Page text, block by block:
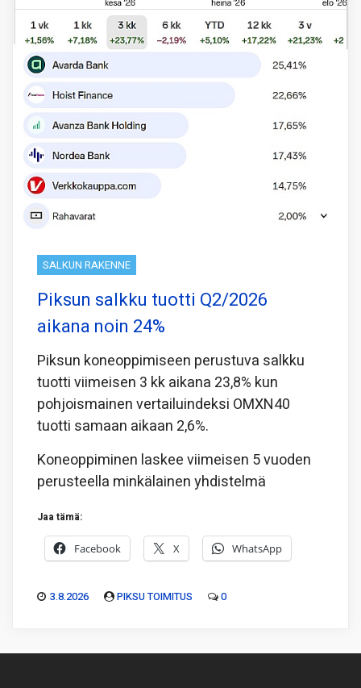
SALKUN RAKENNE
Piksun salkku tuotti Q2/2026
aikana noin 24%
Piksun koneoppimiseen perustuva salkku
tuotti viimeisen 3 kk aikana 23,8% kun
pohjoismainen vertailuindeksi OMXN40
tuotti samaan aikaan 2,6%.
Koneoppiminen laskee viimeisen 5 vuoden
perusteella minkälainen yhdistelmä
Jaa tämä:
Facebook X WhatsApp
3.8.2026 PIKSU TOIMITUS 0